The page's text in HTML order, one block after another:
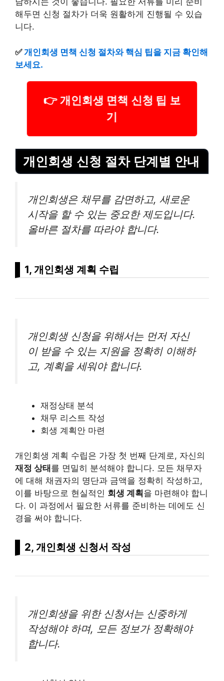
해두면 신청 절차가 더욱 원활하게 진행될 수 있습
니다.
✅개인회생 면책 신청 절차와 핵심 팁을 지금 확인해
보세요.
👉 개인회생 면책 신청 팁 보
기
개인회생 신청 절차 단계별 안내
개인회생은 채무를 감면하고, 새로운
시작을 할 수 있는 중요한 제도입니다.
올바른 절차를 따라야 합니다.
1, 개인회생 계획 수립
개인회생 신청을 위해서는 먼저 자신
이 받을 수 있는 지원을 정확히 이해하
고, 계획을 세워야 합니다.
재정상태 분석
채무 리스 트 작성
회생 계획안 마련
개인회생 계획 수립은 가장 첫 번째 단계로, 자신의
재정 상태 를 면밀히 분석해야 합니다. 모든 채무자
에 대해 채권자의 명단과 금액을 정확히 작성하고,
이를 바탕으로 현실적인 회생 계획 을 마련해야 합니
다. 이 과정에서 필요한 서류를 준비하는 데에도 신
경을 써야 합니다.
2, 개인회생 신청서 작성
개인회생을 위한 신청서는 신중하게
작성해야 하며, 모든 정보가 정확해야
합니다.